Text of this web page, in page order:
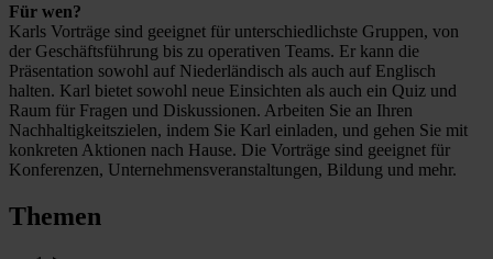
Für wen?
Karls Vorträge sind geeignet für unterschiedlichste Gruppen, von
der Geschäftsführung bis zu operativen Teams. Er kann die
Präsentation sowohl auf Niederländisch als auch auf Englisch
halten. Karl bietet sowohl neue Einsichten als auch ein Quiz und
Raum für Fragen und Diskussionen. Arbeiten Sie an Ihren
Nachhaltigkeitszielen, indem Sie Karl einladen, und gehen Sie mit
konkreten Aktionen nach Hause. Die Vorträge sind geeignet für
Konferenzen, Unternehmensveranstaltungen, Bildung und mehr.
Themen